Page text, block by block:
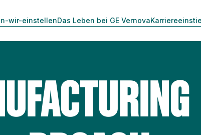
wir-einstellenDas Leben bei GE Vernova